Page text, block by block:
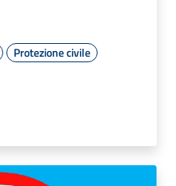
Protezione civile